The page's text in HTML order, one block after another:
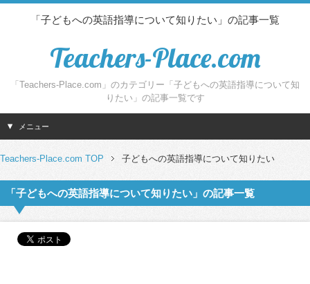
「子どもへの英語指導について知りたい」の記事一覧
Teachers-Place.com
「Teachers-Place.com」のカテゴリー「子どもへの英語指導について知
りたい」の記事一覧です
メニュー
Teachers-Place.com TOP 子どもへの英語指導について知りたい
「子どもへの英語指導について知りたい」の記事一覧